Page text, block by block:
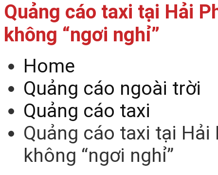
Quảng cáo taxi tại Hải
không “ngơi nghỉ”
Home
Quảng cáo ngoài trời
Quảng cáo taxi
Quảng cáo taxi tại
không “ngơi nghỉ”